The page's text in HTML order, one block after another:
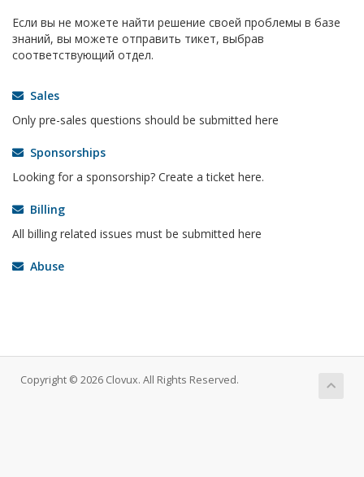
Если вы не можете найти решение своей проблемы в базе
знаний, вы можете отправить тикет, выбрав
соответствующий отдел.
Sales
Only pre-sales questions should be submitted here
Sponsorships
Looking for a sponsorship? Create a ticket here.
Billing
All billing related issues must be submitted here
Abuse
Copyright © 2026 Clovux. All Rights Reserved.